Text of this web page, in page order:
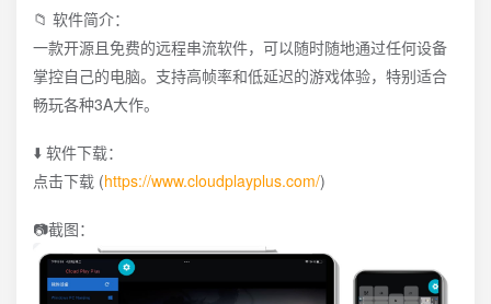
📁 软件简介：
一款开源且免费的远程串流软件，可以随时随地通过任何设备
掌控自己的电脑。支持高帧率和低延迟的游戏体验，特别适合
畅玩各种3A大作。
⬇️ 软件下载：
点击下载 (https://www.cloudplayplus.com/)
📷截图：